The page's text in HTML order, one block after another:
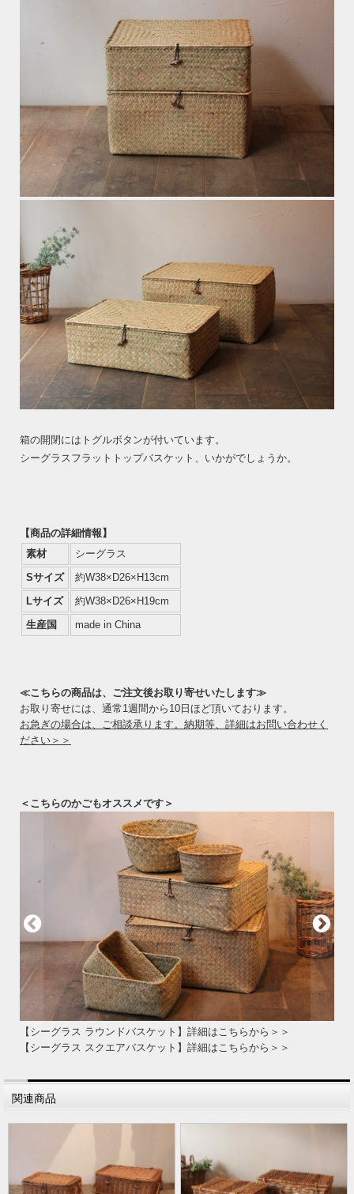
箱の開閉にはトグルボタンが付いています。
シーグラスフラットトップバスケット、いかがでしょうか。
【商品の詳細情報】
素材
シーグラス
Sサイズ
約W38×D26×H13cm
Lサイズ
約W38×D26×H19cm
生産国
made in China
≪こちらの商品は、ご注文後お取り寄せいたします≫
お取り寄せには、通常1週間から10日ほど頂いております。
お急ぎの場合は、ご相談承ります。納期等、詳細はお問い合わせく
ださい＞＞
＜こちらのかごもオススメです＞
【シーグラス ラウンドバスケット】詳細はこちらから＞＞
【シーグラス スクエアバスケット】詳細はこちらから＞＞
関連商品